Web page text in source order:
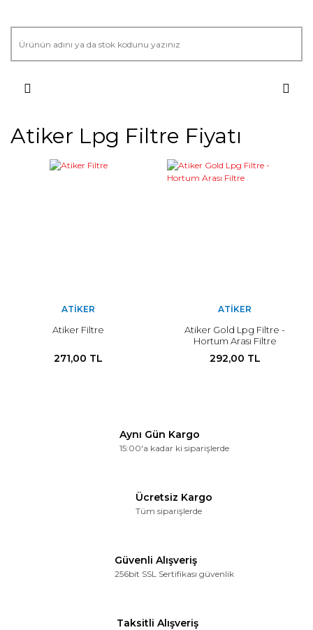
Atiker Lpg Filtre Fiyatı
ATIKER
Atiker Filtre
271,00 TL
ATIKER
Atiker Gold Lpg Filtre -
Hortum Arası Filtre
292,00 TL
Aynı Gün Kargo
15:00'a kadar ki siparişlerde
Ücretsiz Kargo
Tüm siparişlerde
Güvenli Alışveriş
256bit SSL Sertifikası güvenlik
Taksitli Alışveriş